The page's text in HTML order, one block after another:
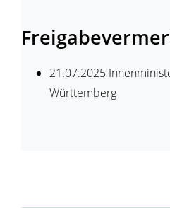
21.07.2025
Württemberg